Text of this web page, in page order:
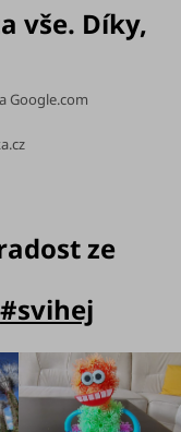
vše. Díky,
Google.com
ze
#svihej